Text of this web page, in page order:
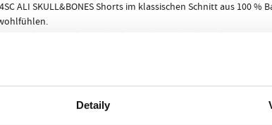
Detaily
ALI SKULL&BONES Shorts im klassischen Schnitt aus 100
den wir in den mehr als 20 Jahren, die die Marke
das sich dir in jeder Situation anpasst. Dank der
,
Erfolg garantiert! Keine peinlichen Situationen mehr, in
mehr Komfort während des Tages und der Nacht,
in einem stylischen Papierpixel